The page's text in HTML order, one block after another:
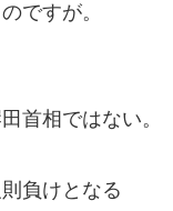
ですが。
首相ではない。
負けとなる